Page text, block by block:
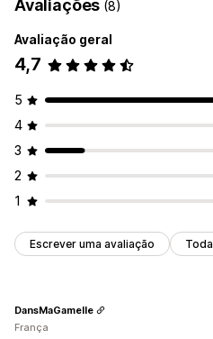
Automatizações
Relatórios Informações e dicas
API e webhooks
Avaliações (8)
Avaliação geral
4,7
5
4
3
2
1
Escrever uma avaliação
DansMaGamelle
França